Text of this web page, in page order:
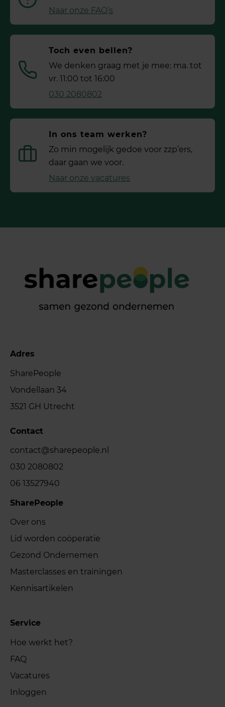
Naar onze FAQ’s
Toch even bellen?
We denken graag met je mee: ma. tot
vr. 11:00 tot 16:00
030 2080802
In ons team werken?
Zo min mogelijk gedoe voor ­zzp’ers,
daar gaan we voor.
Naar onze vacatures
Adres
SharePeople
Vondellaan 34
3521 GH Utrecht
Contact
contact@sharepeople.nl
030 2080802
06 13527940
SharePeople
Over ons
Lid worden coöperatie
Gezond Ondernemen
Masterclasses en trainingen
Kennisartikelen
Service
Hoe werkt het?
FAQ
Vacatures
Inloggen